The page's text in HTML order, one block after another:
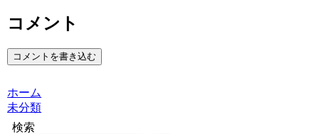
コメント
コメントを書き込む
ホーム
未分類
検索